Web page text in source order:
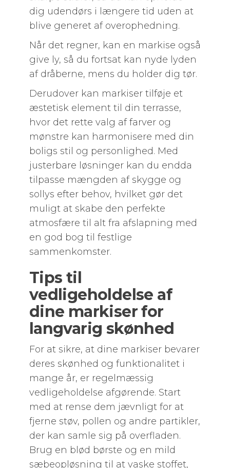
dig udendørs i længere tid uden at
blive generet af overophedning.
Når det regner, kan en markise også
give ly, så du fortsat kan nyde lyden
af dråberne, mens du holder dig tør.
Derudover kan markiser tilføje et
æstetisk element til din terrasse,
hvor det rette valg af farver og
mønstre kan harmonisere med din
boligs stil og personlighed. Med
justerbare løsninger kan du endda
tilpasse mængden af skygge og
sollys efter behov, hvilket gør det
muligt at skabe den perfekte
atmosfære til alt fra afslapning med
en god bog til festlige
sammenkomster.
Tips til
vedligeholdelse af
dine markiser for
langvarig skønhed
For at sikre, at dine markiser bevarer
deres skønhed og funktionalitet i
mange år, er regelmæssig
vedligeholdelse afgørende. Start
med at rense dem jævnligt for at
fjerne støv, pollen og andre partikler,
der kan samle sig på overfladen.
Brug en blød børste og en mild
sæbeopløsning til at vaske stoffet,